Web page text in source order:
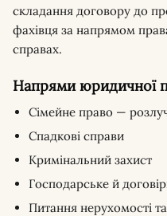
складання договору до
фахівця за напрямом
справах.
Напрями юридичної
Сімейне право —
Спадкові справи
Кримінальний захист
Господарське й
Питання нерухомості